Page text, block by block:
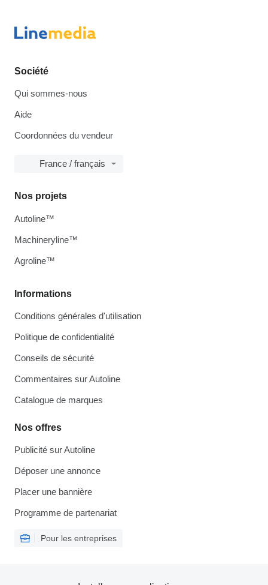
Société
Qui sommes-nous
Aide
Coordonnées du vendeur
France / français
Informations
Conditions générales d'utilisation
Politique de confidentialité
Conseils de sécurité
Commentaires sur Autoline
Catalogue de marques
Nos offres
Publicité sur Autoline
Déposer une annonce
Placer une bannière
Programme de partenariat
Pour les entreprises
Nos projets
Autoline™
Machineryline™
Agroline™